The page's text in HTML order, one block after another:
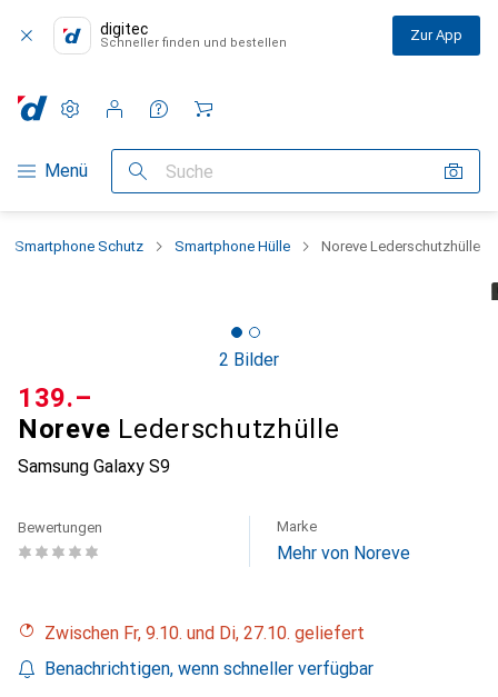
digitec
Schneller finden und bestellen Zur App
Navigation nach Kategorien
Menü Suche
Einstellungen
Kundenkonto
Vergleichslisten
Merklisten
Warenkorb
Smartphone Schutz Smartphone Hülle Noreve Lederschutzhülle
2 Bilder
Noreve Lederschutzhülle
Samsung Galaxy S9
CHF
139.–
Bewertungen Marke
Mehr von Noreve
Zwischen Fr, 9.10. und Di, 27.10. geliefert
Benachrichtigen, wenn schneller verfügbar